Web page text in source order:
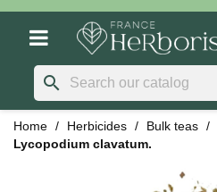
search
Home Herbicides Bulk teas
Lycopodium clavatum.